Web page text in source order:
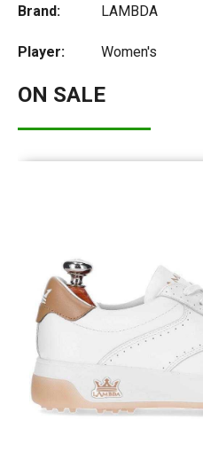
Brand: LAMBDA
Player: Women's
ON SALE